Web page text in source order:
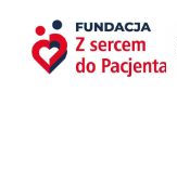
treści